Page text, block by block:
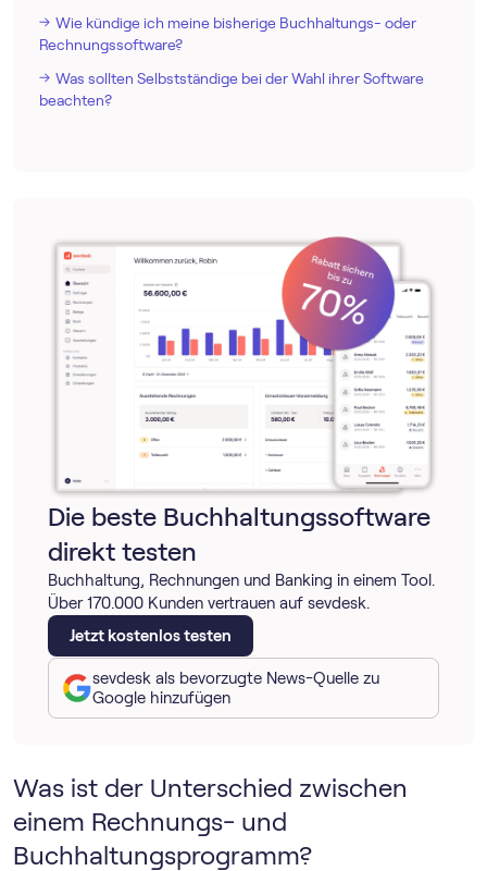
Die beste Buch­haltungs­software
direkt testen
Buchhaltung, Rechnungen und Banking in einem Tool.
Über 170.000 Kunden vertrauen auf sevdesk.
Jetzt kostenlos testen
sevdesk als bevorzugte News-Quelle zu
Google hinzufügen
Wie kündige ich meine bisherige Buchhaltungs- oder
Rechnungssoftware?
Was sollten Selbstständige bei der Wahl ihrer Software
beachten?
Was ist der Unterschied zwischen
einem Rechnungs- und
Buchhaltungsprogramm?